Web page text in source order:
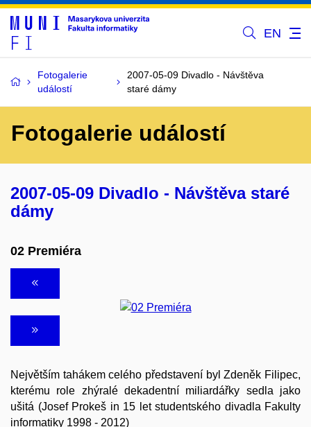
EN
Fotogalerie
událostí
2007-05-09 Divadlo - Návštěva
staré dámy
Fotogalerie událostí
2007-05-09 Divadlo - Návštěva staré
dámy
02 Premiéra
Největším tahákem celého představení byl Zdeněk Filipec,
kterému role zhýralé dekadentní miliardářky sedla jako
ušitá (Josef Prokeš in 15 let studentského divadla Fakulty
informatiky 1998 - 2012)